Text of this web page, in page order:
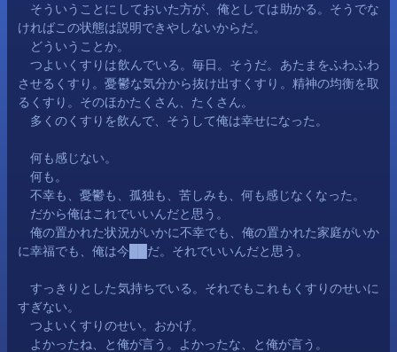
そういうことにしておいた方が、俺としては助かる。そうでな
ければこの状態は説明できやしないからだ。
どういうことか。
つよいくすりは飲んでいる。毎日。そうだ。あたまをふわふわ
させるくすり。憂鬱な気分から抜け出すくすり。精神の均衡を取
るくすり。そのほかたくさん、たくさん。
多くのくすりを飲んで、そうして俺は幸せになった。
何も感じない。
何も。
不幸も、憂鬱も、孤独も、苦しみも、何も感じなくなった。
だから俺はこれでいいんだと思う。
俺の置かれた状況がいかに不幸でも、俺の置かれた家庭がいか
に幸福でも、俺は今██だ。それでいいんだと思う。
すっきりとした気持ちでいる。それでもこれもくすりのせいに
すぎない。
つよいくすりのせい。おかげ。
よかったね、と俺が言う。よかったな、と俺が言う。